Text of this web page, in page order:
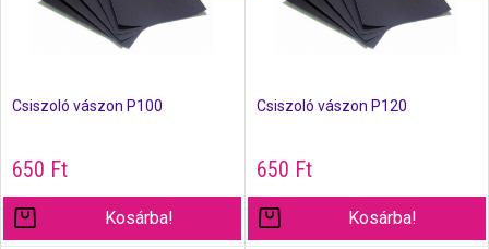
Csiszoló vászon P100
650 Ft
Kosárba!
Csiszoló vászon P120
650 Ft
Kosárba!